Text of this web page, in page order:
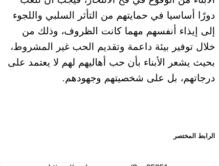
دورًا أساسيا في حمايتهم من التأثر السلبي واللجوء
إلى إيذاء أنفسهم مهما كانت الظروف، وذلك من
خلال توفير بيئة داعمة وتقديم الحب غير المشروط،
بحيث يشعر الأبناء بأن حب أهاليهم لهم لا يعتمد على
درجاتهم، بل على شخصيتهم وجهودهم.
الرابط المختصر